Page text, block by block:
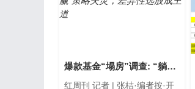
爆款基金“塌房”调查: “躺赢”策略失灵，差异性选股成王道
红周刊 记者 | 张桔·编者按·开